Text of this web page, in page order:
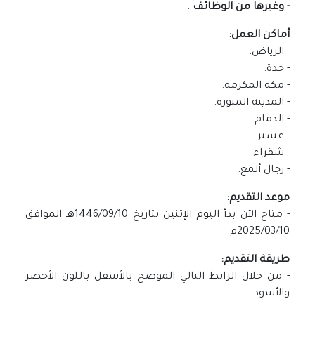
- وغيرها من الوظائف :
أماكن العمل:
- الرياض.
- جدة.
- مكة المكرمة.
- المدينة المنورة.
- الدمام.
- عسير.
- شقراء.
- رجال ألمع.
موعد التقديم:
- متاح الآن بدأ اليوم الإثنين بتاريخ 1446/09/10هـ الموافق
2025/03/10م.
طريقة التقديم:
- من خلال الرابط التالي الموضح بالأسفل باللون الأخضر
والأسود